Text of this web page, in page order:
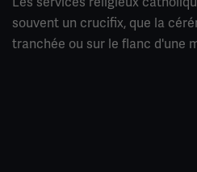
souvent un crucifix, que la
tranchée ou sur le flanc d'une